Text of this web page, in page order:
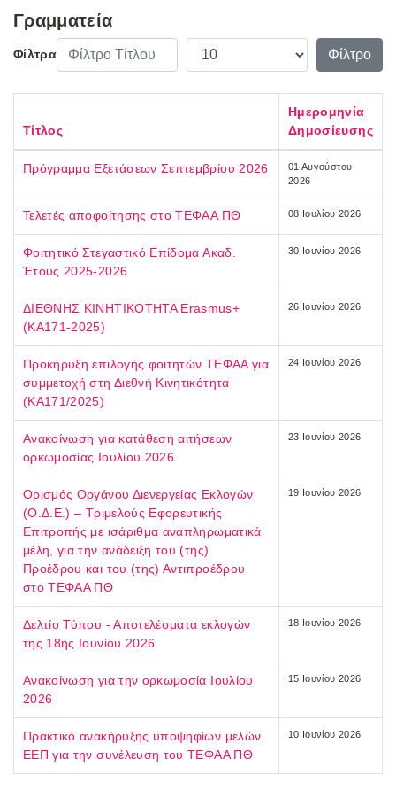
Γραμματεία
Φίλτρα
Φίλτρο Τίτλου Εμφάνιση #
Φίλτρο
Τίτλος
Ημερομηνία
Δημοσίευσης
Πρόγραμμα Εξετάσεων Σεπτεμβρίου 2026
01 Αυγούστου
2026
Τελετές αποφοίτησης στο ΤΕΦΑΑ ΠΘ 08 Ιουλίου 2026
Φοιτητικό Στεγαστικό Επίδομα Ακαδ.
Έτους 2025-2026
30 Ιουνίου 2026
ΔΙΕΘΝΗΣ ΚΙΝΗΤΙΚΟΤΗΤΑ Erasmus+
(ΚΑ171-2025)
26 Ιουνίου 2026
Προκήρυξη επιλογής φοιτητών ΤΕΦΑΑ για
συμμετοχή στη Διεθνή Κινητικότητα
(ΚΑ171/2025)
24 Ιουνίου 2026
Ανακοίνωση για κατάθεση αιτήσεων
ορκωμοσίας Ιουλίου 2026
23 Ιουνίου 2026
Ορισμός Οργάνου Διενεργείας Εκλογών
(Ο.Δ.Ε.) – Τριμελούς Εφορευτικής
Επιτροπής με ισάριθμα αναπληρωματικά
μέλη, για την ανάδειξη του (της)
Προέδρου και του (της) Αντιπροέδρου
στο ΤΕΦΑΑ ΠΘ
19 Ιουνίου 2026
Δελτίο Τύπου - Αποτελέσματα εκλογών
της 18ης Ιουνίου 2026
18 Ιουνίου 2026
Ανακοίνωση για την ορκωμοσία Ιουλίου
2026
15 Ιουνίου 2026
Πρακτικό ανακήρυξης υποψηφίων μελών
ΕΕΠ για την συνέλευση του ΤΕΦΑΑ ΠΘ
10 Ιουνίου 2026